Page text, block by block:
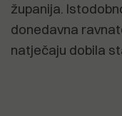
županija.
donedavna
natječaju dobila